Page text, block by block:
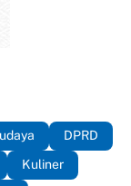
DPRD
Kuliner